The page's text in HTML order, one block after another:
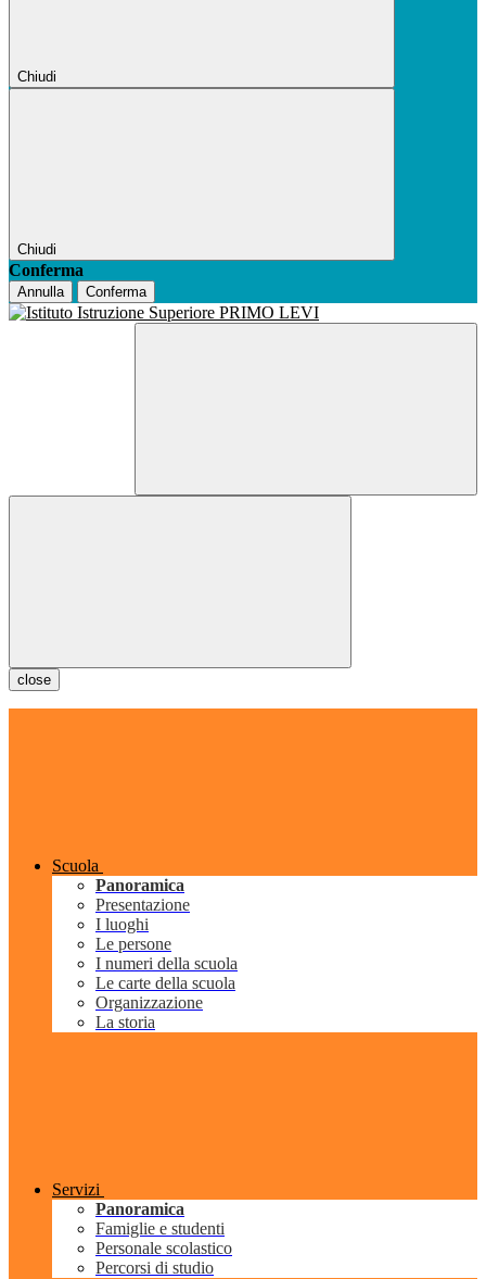
Chiudi
Chiudi
Conferma
Annulla Conferma
close
Scuola
Panoramica
Presentazione
I luoghi
Le persone
I numeri della scuola
Le carte della scuola
Organizzazione
La storia
Servizi
Panoramica
Famiglie e studenti
Personale scolastico
Percorsi di studio